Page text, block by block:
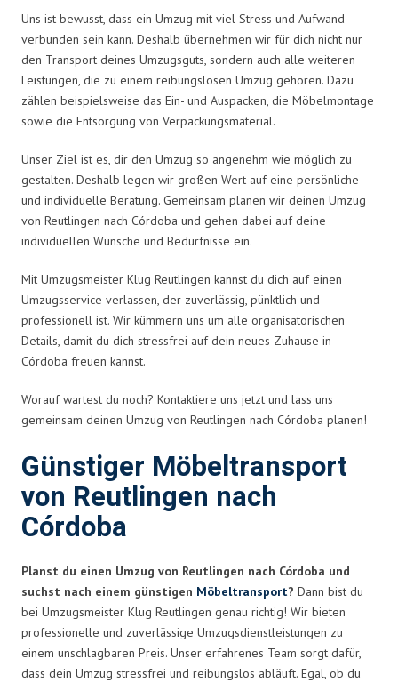
Uns ist bewusst, dass ein Umzug mit viel Stress und Aufwand
verbunden sein kann. Deshalb übernehmen wir für dich nicht nur
den Transport deines Umzugsguts, sondern auch alle weiteren
Leistungen, die zu einem reibungslosen Umzug gehören. Dazu
zählen beispielsweise das Ein- und Auspacken, die Möbelmontage
sowie die Entsorgung von Verpackungsmaterial.
Unser Ziel ist es, dir den Umzug so angenehm wie möglich zu
gestalten. Deshalb legen wir großen Wert auf eine persönliche
und individuelle Beratung. Gemeinsam planen wir deinen Umzug
von Reutlingen nach Córdoba und gehen dabei auf deine
individuellen Wünsche und Bedürfnisse ein.
Mit Umzugsmeister Klug Reutlingen kannst du dich auf einen
Umzugsservice verlassen, der zuverlässig, pünktlich und
professionell ist. Wir kümmern uns um alle organisatorischen
Details, damit du dich stressfrei auf dein neues Zuhause in
Córdoba freuen kannst.
Worauf wartest du noch? Kontaktiere uns jetzt und lass uns
gemeinsam deinen Umzug von Reutlingen nach Córdoba planen!
Günstiger Möbeltransport
von Reutlingen nach
Córdoba
Planst du einen Umzug von Reutlingen nach Córdoba und
suchst nach einem günstigen Möbeltransport? Dann bist du
bei Umzugsmeister Klug Reutlingen genau richtig! Wir bieten
professionelle und zuverlässige Umzugsdienstleistungen zu
einem unschlagbaren Preis. Unser erfahrenes Team sorgt dafür,
dass dein Umzug stressfrei und reibungslos abläuft. Egal, ob du